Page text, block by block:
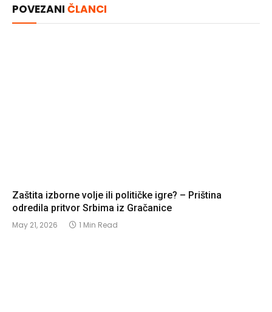
POVEZANI ČLANCI
Zaštita izborne volje ili političke igre? – Priština
odredila pritvor Srbima iz Gračanice
May 21, 2026 1 Min Read